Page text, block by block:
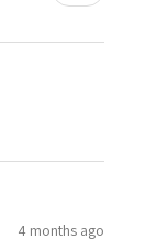
4 months ago